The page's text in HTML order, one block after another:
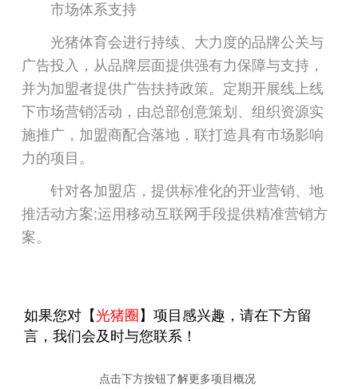
市场体系支持
光猪体育会进行持续、大力度的品牌公关与
广告投入，从品牌层面提供强有力保障与支持，
并为加盟者提供广告扶持政策。定期开展线上线
下市场营销活动，由总部创意策划、组织资源实
施推广，加盟商配合落地，联打造具有市场影响
力的项目。
针对各加盟店，提供标准化的开业营销、地
推活动方案;运用移动互联网手段提供精准营销方
案。
如果您对【光猪圈 】项目感兴趣，请在下方留
言，我们会及时与您联系！
点击下方按钮了解更多项目概况